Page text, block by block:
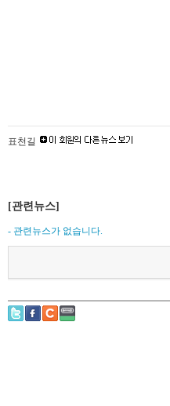
표천길
[관련뉴스]
- 관련뉴스가 없습니다.